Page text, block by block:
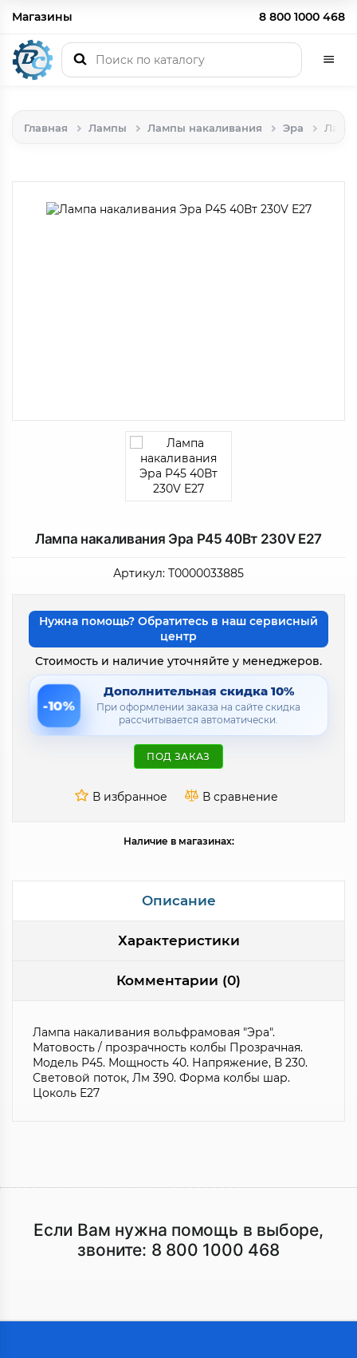
Магазины 8 800 1000 468
Главная Лампы Лампы накаливания Эра
Лампа накаливания Эра P45 40Вт 230V E27
Артикул: Т0000033885
Нужна помощь? Обратитесь в наш сервисный
центр
Стоимость и наличие уточняйте у менеджеров.
-10%
Дополнительная скидка 10%
При оформлении заказа на сайте скидка
рассчитывается автоматически.
ПОД ЗАКАЗ
Наличие в магазинах:
Описание
Характеристики
Комментарии (0)
Лампа накаливания вольфрамовая "Эра".
Матовость / прозрачность колбы Прозрачная.
Модель Р45. Мощность 40. Напряжение, В 230.
Световой поток, Лм 390. Форма колбы шар.
Цоколь Е27
Если Вам нужна помощь в выборе,
звоните: 8 800 1000 468